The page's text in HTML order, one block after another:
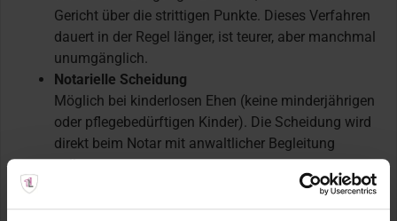
Gericht über die strittigen Punkte. Dieses Verfahren
dauert in der Regel länger, ist teurer, aber manchmal
unumgänglich.
Notarielle Scheidung
Möglich bei kinderlosen Ehen (keine minderjährigen
oder pflegebedürftigen Kinder). Die Scheidung wird
direkt beim Notar mit anwaltlicher Begleitung
vollzogen.
Wichtige Aspekte bei einer Scheidung